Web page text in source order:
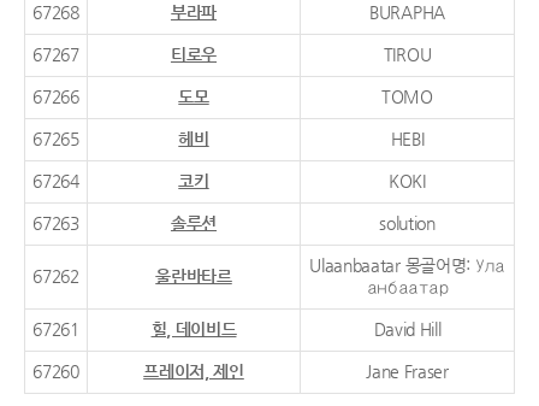
67268 부라파 BURAPHA
67267 티로우 TIROU
67266 도모 TOMO
67265 헤비 HEBI
67264 코키 KOKI
67263 솔루션 solution
67262 울란바타르
Ulaanbaatar 몽골어명: Ула
анбаатар
67261 힐, 데이비드 David Hill
67260 프레이저, 제인 Jane Fraser